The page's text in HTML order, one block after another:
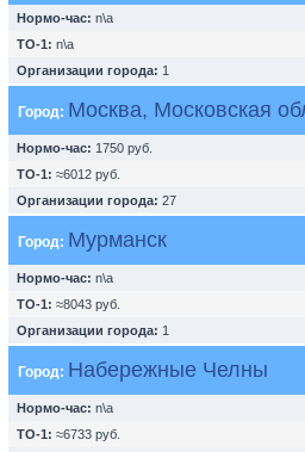
Нормо-час: n\a
ТО-1: n\a
Организации города: 1
Город: Москва, Московская
Нормо-час: 1750 руб.
ТО-1: ≈6012 руб.
Организации города: 27
Город: Мурманск
Нормо-час: n\a
ТО-1: ≈8043 руб.
Организации города: 1
Город: Набережные Челны
Нормо-час: n\a
ТО-1: ≈6733 руб.